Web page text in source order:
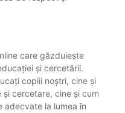
care găzduiește
și cercetării.
copiii noștri, cine și
cercetare, cine și cum
adecvate la lumea în